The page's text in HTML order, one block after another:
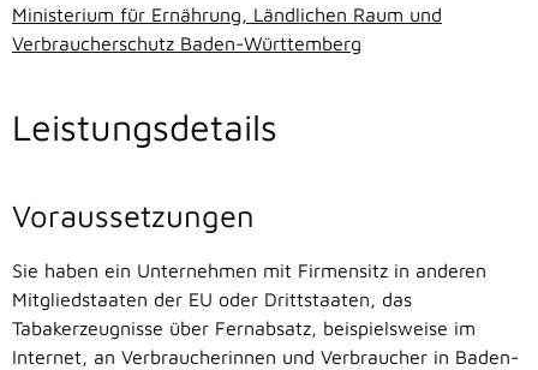
Ministerium für Ernährung, Ländlichen Raum und
Verbraucherschutz Baden-Württemberg
Leistungsdetails
Voraussetzungen
Sie haben ein Unternehmen mit Firmensitz in anderen
Mitgliedstaaten der EU oder Drittstaaten, das
Tabakerzeugnisse über Fernabsatz, beispielsweise im
Internet, an Verbraucherinnen und Verbraucher in Baden-